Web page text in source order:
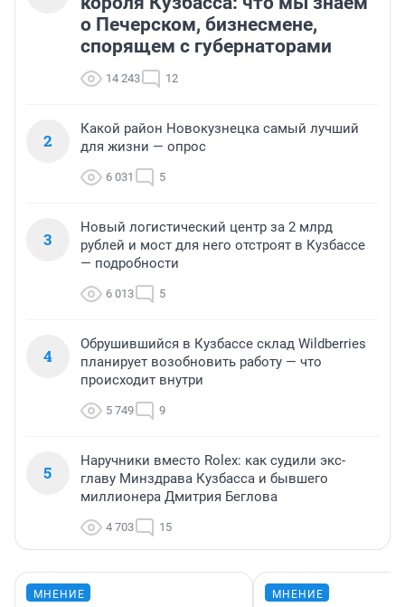
о Печерском, бизнесмене,
спорящем с губернаторами
14 243 12
2
Какой район Новокузнецка самый лучший
для жизни — опрос
6 031 5
3
Новый логистический центр за 2 млрд
рублей и мост для него отстроят в Кузбассе
— подробности
6 013 5
4
Обрушившийся в Кузбассе склад Wildberries
планирует возобновить работу — что
происходит внутри
5 749 9
5
Наручники вместо Rolex: как судили экс-
главу Минздрава Кузбасса и бывшего
миллионера Дмитрия Беглова
4 703 15
МНЕНИЕ МНЕНИЕ